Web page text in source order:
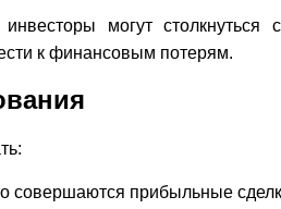
могут столкнуться
к финансовым потерям.
совершаются прибыльные